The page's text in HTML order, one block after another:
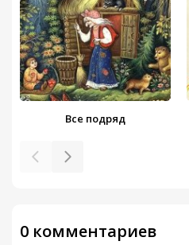
Все подряд
0 комментариев